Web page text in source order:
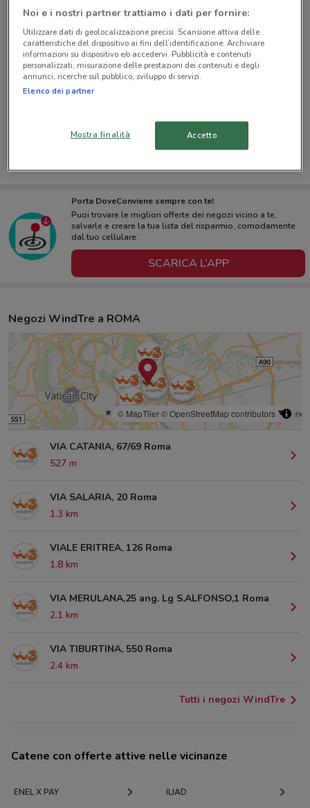
WindTre
Porta DoveConviene sempre con te!
Puoi trovare le migliori offerte dei negozi vicino a te,
salvarle e creare la tua lista del risparmio, comodamente
dal tuo cellulare.
SCARICA L’APP
Negozi WindTre a ROMA
© MapTiler© OpenStreetMap contributors
VIA CATANIA, 67/69 Roma
527 m
VIA SALARIA, 20 Roma
1.3 km
VIALE ERITREA, 126 Roma
1.8 km
VIA MERULANA,25 ang. Lg S.ALFONSO,1 Roma
2.1 km
VIA TIBURTINA, 550 Roma
2.4 km
Tutti i negozi WindTre
Catene con offerte attive nelle vicinanze
ENEL X PAY ILIAD
Noi e i nostri partner trattiamo i dati per fornire:
Utilizzare dati di geolocalizzazione precisi. Scansione attiva delle
caratteristiche del dispositivo ai fini dell’identificazione. Archiviare
informazioni su dispositivo e/o accedervi. Pubblicità e contenuti
personalizzati, misurazione delle prestazioni dei contenuti e degli
annunci, ricerche sul pubblico, sviluppo di servizi.
Elenco dei partner
Mostra finalità Accetto